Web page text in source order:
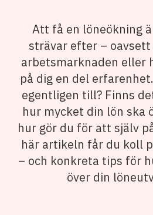
Att få en löneökning
strävar efter – oavsett
arbetsmarknaden eller
på dig en del
egentligen till? Finns
hur mycket din lön ska
hur gör du för att själv
här artikeln får du koll
– och konkreta tips för
över din